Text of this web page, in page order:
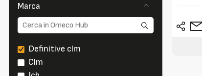
Marca
Definitive clm
Clm